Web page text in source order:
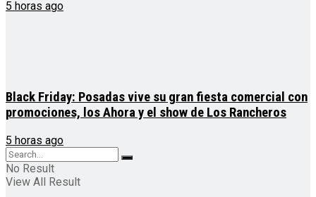
5 horas ago
Black Friday: Posadas vive su gran fiesta comercial con
promociones, los Ahora y el show de Los Rancheros
5 horas ago
No Result
View All Result